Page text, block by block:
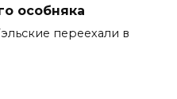
особняка
переехали в